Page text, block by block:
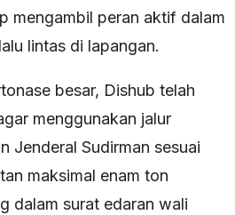
mengambil peran aktif dalam
lintas di lapangan.
besar, Dishub telah
menggunakan jalur
Jenderal Sudirman sesuai
maksimal enam ton
dalam surat edaran wali